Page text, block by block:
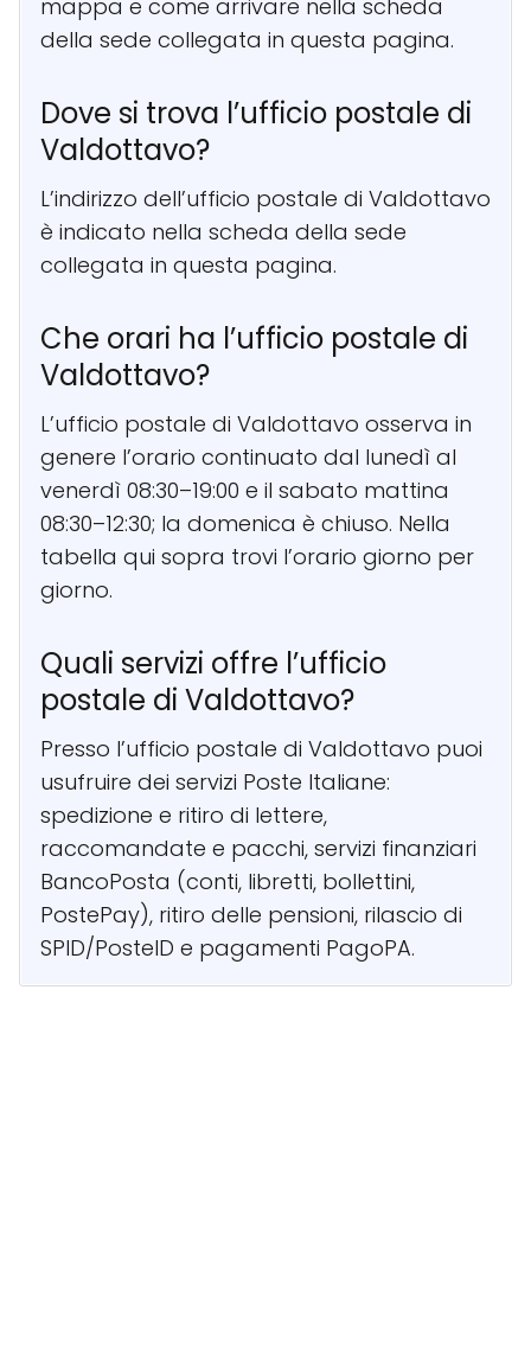
mappa e come arrivare nella scheda
della sede collegata in questa pagina.
Dove si trova l’ufficio postale di
Valdottavo?
L’indirizzo dell’ufficio postale di Valdottavo
è indicato nella scheda della sede
collegata in questa pagina.
Che orari ha l’ufficio postale di
Valdottavo?
L’ufficio postale di Valdottavo osserva in
genere l’orario continuato dal lunedì al
venerdì 08:30–19:00 e il sabato mattina
08:30–12:30; la domenica è chiuso. Nella
tabella qui sopra trovi l’orario giorno per
giorno.
Quali servizi offre l’ufficio
postale di Valdottavo?
Presso l’ufficio postale di Valdottavo puoi
usufruire dei servizi Poste Italiane:
spedizione e ritiro di lettere,
raccomandate e pacchi, servizi finanziari
BancoPosta (conti, libretti, bollettini,
PostePay), ritiro delle pensioni, rilascio di
SPID/PosteID e pagamenti PagoPA.